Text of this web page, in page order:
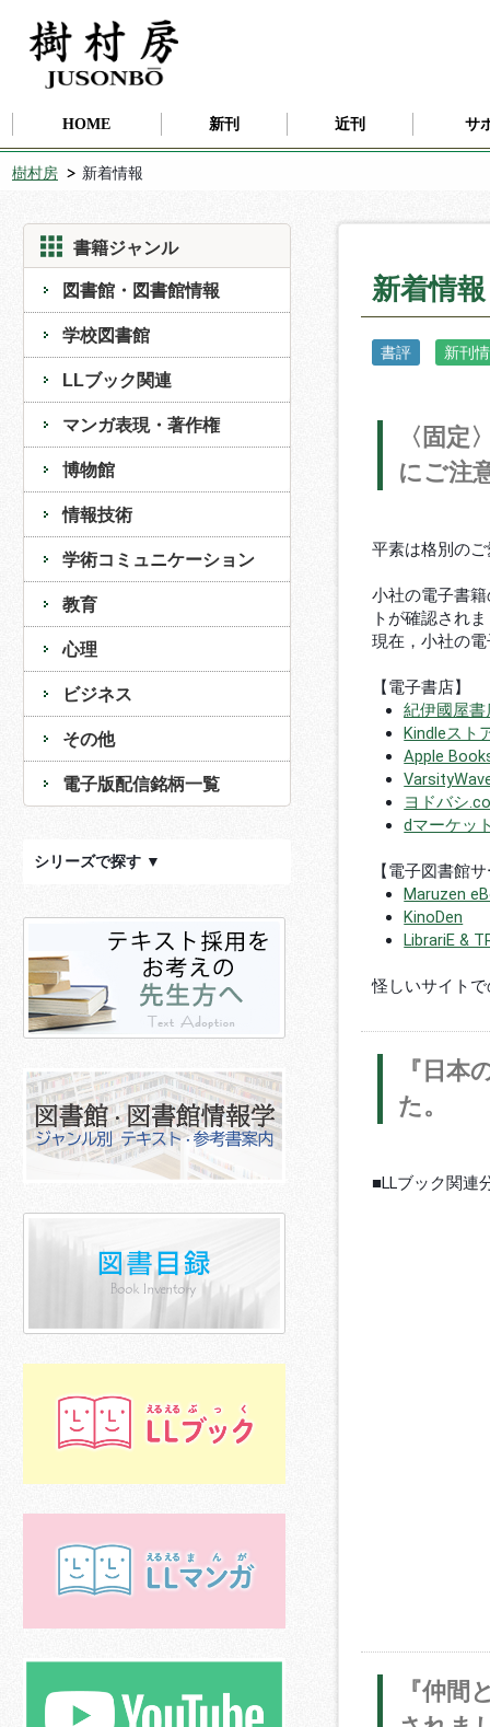
HOME 新刊 近刊 サ
樹村房 新着情報
書籍ジャンル
図書館・図書館情報
学校図書館
LLブック関連
マンガ表現・著作権
博物館
情報技術
学術コミュニケーション
教育
心理
ビジネス
その他
電子版配信銘柄一覧
シリーズで探す ▼
新着情報
書評 新刊
〈固定
にご注
平素は格別の
小社の電子書
トが確認され
現在，小社の
【電子書店】
紀伊國屋書
Kindleスト
Apple
ヨドバシ
dマーケッ
【電子図書館
Maruzen
KinoDen
LibrariE &
怪しいサイト
『日
た。
■LLブック関連
『仲間